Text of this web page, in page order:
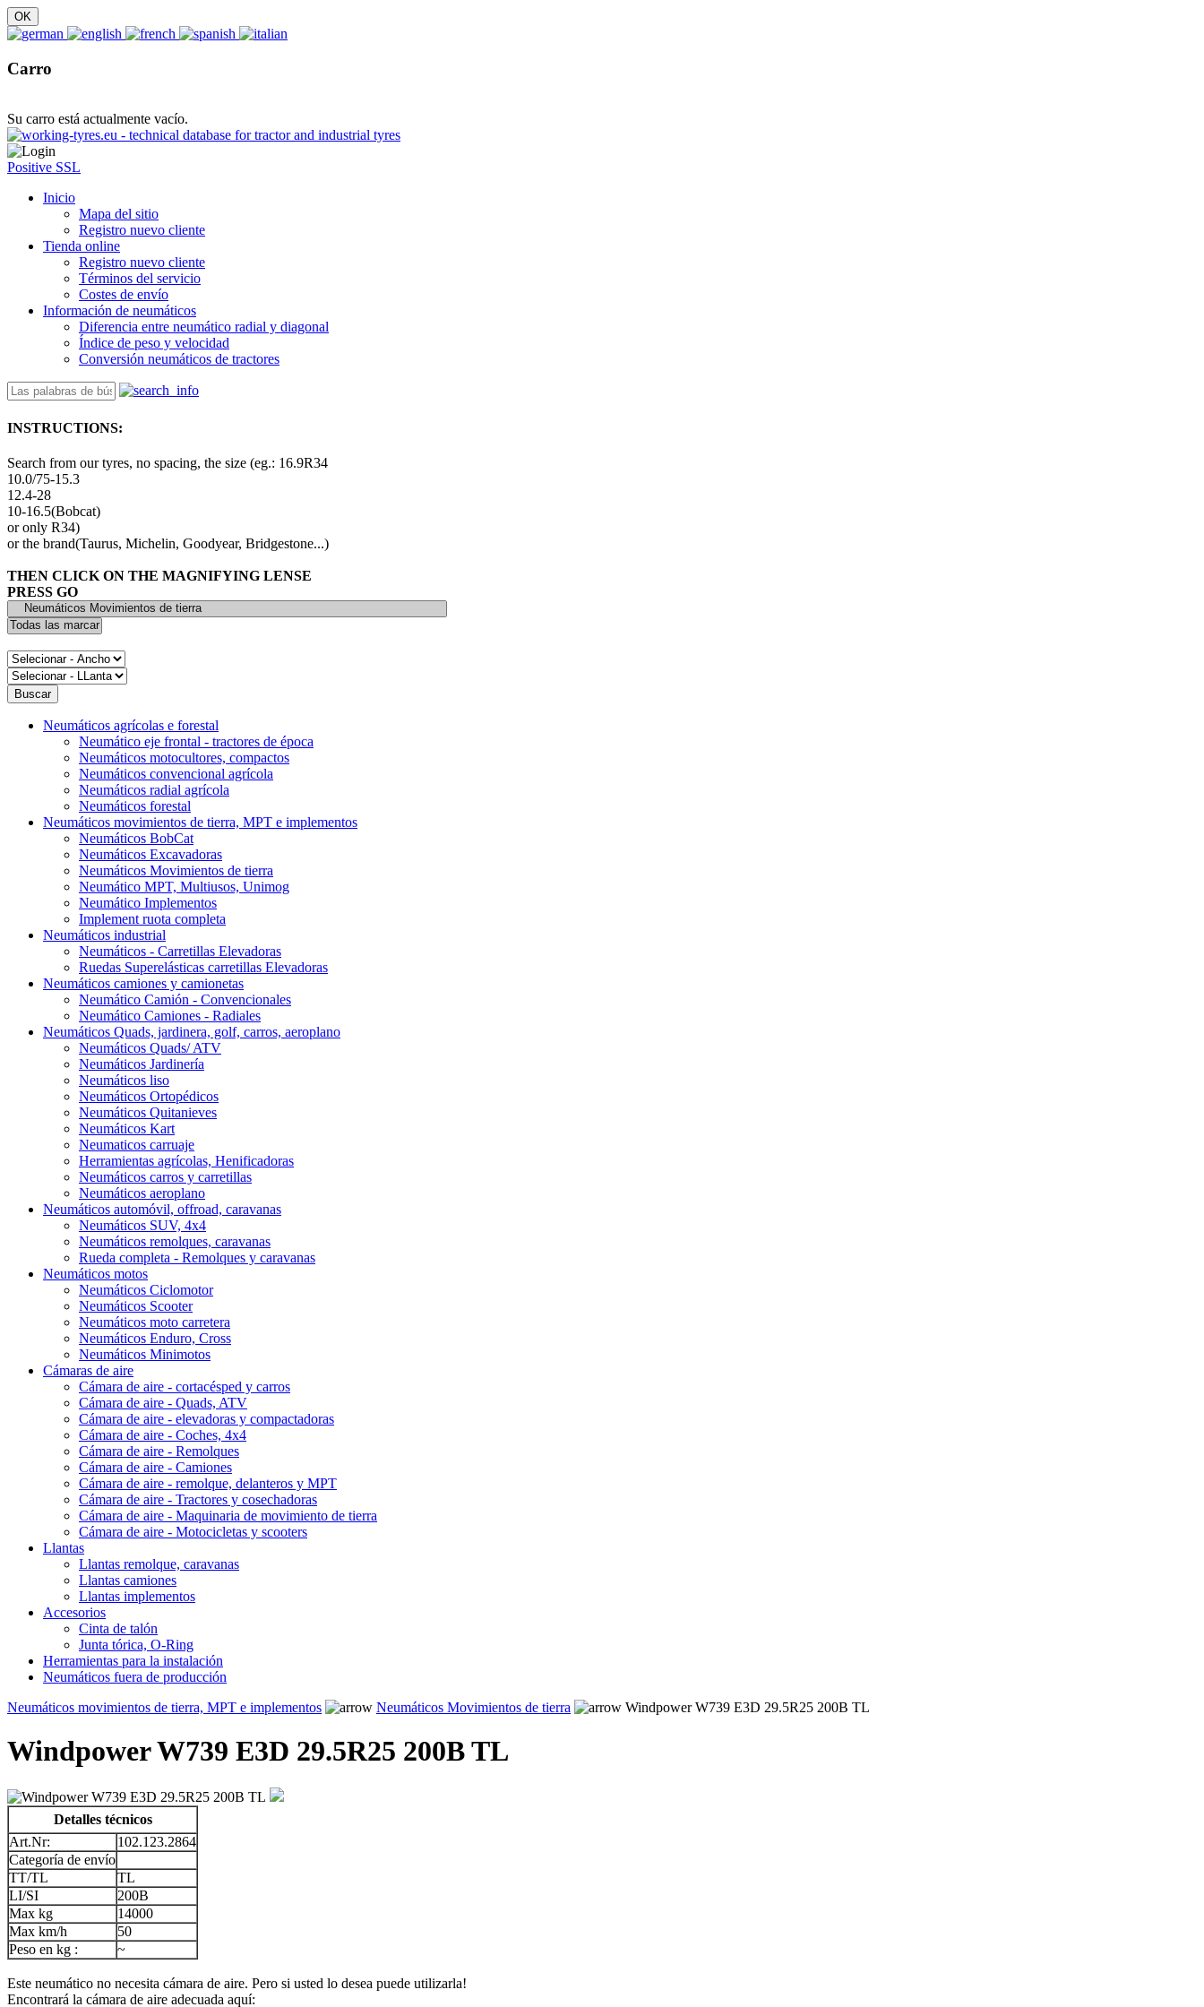
Carro
Su carro está actualmente vacío.
Positive SSL
Inicio
Mapa del sitio
Registro nuevo cliente
Tienda online
Registro nuevo cliente
Términos del servicio
Costes de envío
Información de neumáticos
Diferencia entre neumático radial y diagonal
Índice de peso y velocidad
Conversión neumáticos de tractores
INSTRUCTIONS:
Search from our tyres, no spacing, the size (eg.: 16.9R34
10.0/75-15.3
12.4-28
10-16.5(Bobcat)
or only R34)
or the brand(Taurus, Michelin, Goodyear, Bridgestone...)
THEN CLICK ON THE MAGNIFYING LENSE
PRESS GO
Neumáticos agrícolas e forestal
Neumático eje frontal - tractores de época
Neumáticos motocultores, compactos
Neumáticos convencional agrícola
Neumáticos radial agrícola
Neumáticos forestal
Neumáticos movimientos de tierra, MPT e implementos
Neumáticos BobCat
Neumáticos Excavadoras
Neumáticos Movimientos de tierra
Neumático MPT, Multiusos, Unimog
Neumático Implementos
Implement ruota completa
Neumáticos industrial
Neumáticos - Carretillas Elevadoras
Ruedas Superelásticas carretillas Elevadoras
Neumáticos camiones y camionetas
Neumático Camión - Convencionales
Neumático Camiones - Radiales
Neumáticos Quads, jardinera, golf, carros, aeroplano
Neumáticos Quads/ ATV
Neumáticos Jardinería
Neumáticos liso
Neumáticos Ortopédicos
Neumáticos Quitanieves
Neumáticos Kart
Neumaticos carruaje
Herramientas agrícolas, Henificadoras
Neumáticos carros y carretillas
Neumáticos aeroplano
Neumáticos automóvil, offroad, caravanas
Neumáticos SUV, 4x4
Neumáticos remolques, caravanas
Rueda completa - Remolques y caravanas
Neumáticos motos
Neumáticos Ciclomotor
Neumáticos Scooter
Neumáticos moto carretera
Neumáticos Enduro, Cross
Neumáticos Minimotos
Cámaras de aire
Cámara de aire - cortacésped y carros
Cámara de aire - Quads, ATV
Cámara de aire - elevadoras y compactadoras
Cámara de aire - Coches, 4x4
Cámara de aire - Remolques
Cámara de aire - Camiones
Cámara de aire - remolque, delanteros y MPT
Cámara de aire - Tractores y cosechadoras
Cámara de aire - Maquinaria de movimiento de tierra
Cámara de aire - Motocicletas y scooters
Llantas
Llantas remolque, caravanas
Llantas camiones
Llantas implementos
Accesorios
Cinta de talón
Junta tórica, O-Ring
Herramientas para la instalación
Neumáticos fuera de producción
Neumáticos movimientos de tierra, MPT e implementos
Neumáticos Movimientos de tierra Windpower W739 E3D 29.5R25 200B TL
Windpower W739 E3D 29.5R25 200B TL
Detalles técnicos
Art.Nr:
102.123.2864
Categoría de envío
TT/TL
TL
LI/SI
200B
Max kg
14000
Max km/h
50
Peso en kg :
~
Este neumático no necesita cámara de aire. Pero si usted lo desea puede utilizarla!
Encontrará la cámara de aire adecuada aquí: